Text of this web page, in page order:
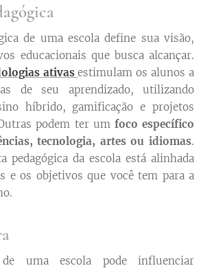
de uma escola define sua visão,
educacionais que busca alcançar.
ativas estimulam os alunos a
de seu aprendizado, utilizando
híbrido, gamificação e projetos
podem ter um foco específico
tecnologia, artes ou idiomas.
pedagógica da escola está alinhada
e os objetivos que você tem para a
uma escola pode influenciar